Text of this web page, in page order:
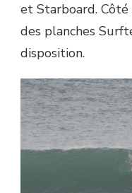
et Starboard.
des planches
disposition.